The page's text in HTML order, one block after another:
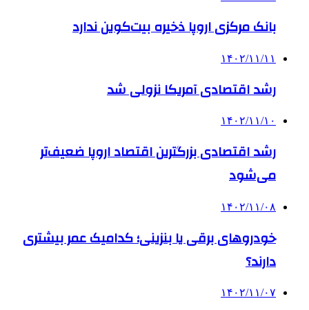
بانک‌ مرکزی اروپا ذخیره بیت‌کوین ندارد
۱۴۰۲/۱۱/۱۱
رشد اقتصادی آمریکا نزولی شد
۱۴۰۲/۱۱/۱۰
رشد اقتصادی بزرگترین اقتصاد اروپا ضعیف‌تر
می‌شود
۱۴۰۲/۱۱/۰۸
خودروهای برقی یا بنزینی؛ کدامیک عمر بیشتری
دارند؟
۱۴۰۲/۱۱/۰۷